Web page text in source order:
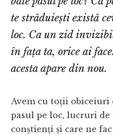
te străduiești există
loc. Ca un zid
în fața ta, orice ai
acesta apare din nou.
Avem cu toții obiceiuri
pasul pe loc, lucruri
conștienți și care ne